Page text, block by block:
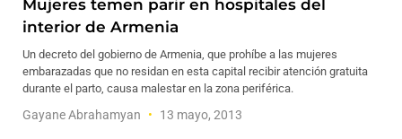
Mujeres temen parir en hospitales del
interior de Armenia
Un decreto del gobierno de Armenia, que prohíbe a las mujeres
embarazadas que no residan en esta capital recibir atención gratuita
durante el parto, causa malestar en la zona periférica.
Gayane Abrahamyan 13 mayo, 2013